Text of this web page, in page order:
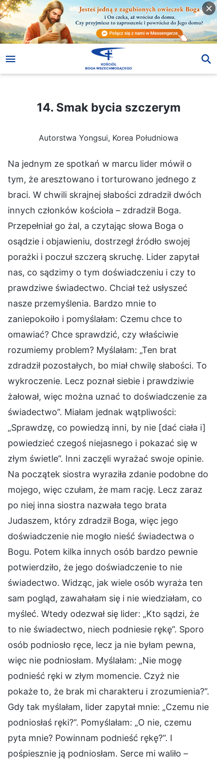
14. Smak bycia szczerym
Autorstwa Yongsui, Korea Południowa
Na jednym ze spotkań w marcu lider mówił o
tym, że aresztowano i torturowano jednego z
braci. W chwili skrajnej słabości zdradził dwóch
innych członków kościoła – zdradził Boga.
Przepełniał go żal, a czytając słowa Boga o
osądzie i objawieniu, dostrzegł źródło swojej
porażki i poczuł szczerą skruchę. Lider zapytał
nas, co sądzimy o tym doświadczeniu i czy to
prawdziwe świadectwo. Chciał też usłyszeć
nasze przemyślenia. Bardzo mnie to
zaniepokoiło i pomyślałam: Czemu chce to
omawiać? Chce sprawdzić, czy właściwie
rozumiemy problem? Myślałam: „Ten brat
zdradził pozostałych, bo miał chwilę słabości. To
wykroczenie. Lecz poznał siebie i prawdziwie
żałował, więc można uznać to doświadczenie za
świadectwo”. Miałam jednak wątpliwości:
„Sprawdzę, co powiedzą inni, by nie [dać ciała i]
powiedzieć czegoś niejasnego i pokazać się w
złym świetle”. Inni zaczęli wyrażać swoje opinie.
Na początek siostra wyraziła zdanie podobne do
mojego, więc czułam, że mam rację. Lecz zaraz
po niej inna siostra nazwała tego brata
Judaszem, który zdradził Boga, więc jego
doświadczenie nie mogło nieść świadectwa o
Bogu. Potem kilka innych osób bardzo pewnie
potwierdziło, że jego doświadczenie to nie
świadectwo. Widząc, jak wiele osób wyraża ten
sam pogląd, zawahałam się i nie wiedziałam, co
myśleć. Wtedy odezwał się lider: „Kto sądzi, że
to nie świadectwo, niech podniesie rękę”. Sporo
osób podniosło ręce, lecz ja nie byłam pewna,
więc nie podniosłam. Myślałam: „Nie mogę
podnieść ręki w złym momencie. Czyż nie
pokaże to, że brak mi charakteru i zrozumienia?”.
Gdy tak myślałam, lider zapytał mnie: „Czemu nie
podniosłaś ręki?”. Pomyślałam: „O nie, czemu
pyta mnie? Powinnam podnieść rękę?”. I
pośpiesznie ją podniosłam. Serce mi waliło –